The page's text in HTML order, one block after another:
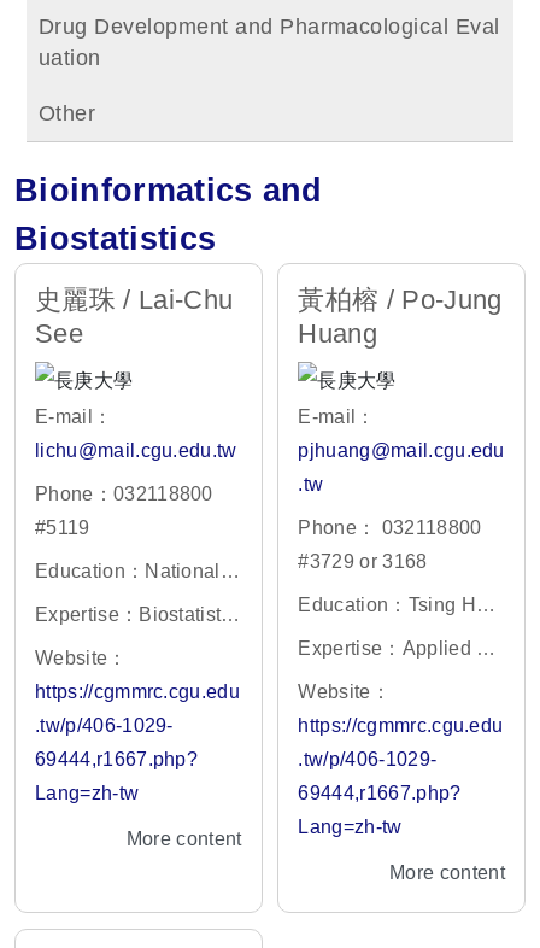
Drug Development and Pharmacological Eval
uation
Other
Bioinformatics and
Biostatistics
史麗珠 / Lai-Chu
See
E-mail：
lichu@mail.cgu.edu.tw
Phone：032118800
#5119
Education：National T
aiwan University / Taiw
Expertise：Biostatistic
s
Website：
https://cgmmrc.cgu.edu
.tw/p/406-1029-
69444,r1667.php?
Lang=zh-tw
More content
黃柏榕 / Po-Jung
Huang
E-mail：
pjhuang@mail.cgu.edu
.tw
Phone： 032118800
#3729 or 3168
Education：Tsing Hua
University, Taiwan
Expertise：Applied bio
informatics laboratory
Website：
https://cgmmrc.cgu.edu
.tw/p/406-1029-
69444,r1667.php?
Lang=zh-tw
More content